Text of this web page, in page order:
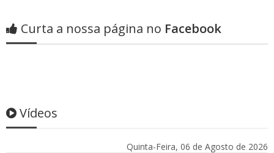
Curta a nossa página no Facebook
Vídeos
Quinta-Feira, 06 de Agosto de 2026